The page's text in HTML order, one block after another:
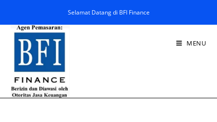
Selamat Datang di BFI Finance
MENU